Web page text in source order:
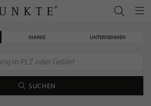
MARKE UNTERNEHMEN
SUCHEN